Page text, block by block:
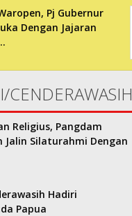
Pj Gubernur
Dengan Jajaran
CENDERAWASIH
Religius, Pangdam
Jalin Silaturahmi Dengan
Hadiri
Papua